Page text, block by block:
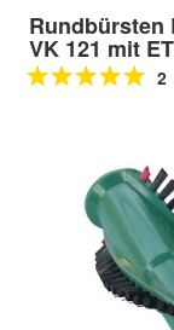
Rundbürsten
VK 121 mit
2